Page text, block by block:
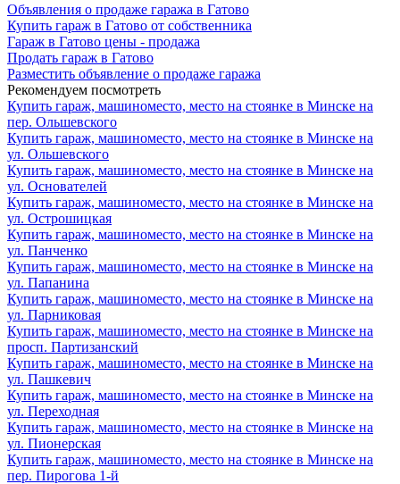
Объявления о продаже гаража в Гатово
Купить гараж в Гатово от собственника
Гараж в Гатово цены - продажа
Продать гараж в Гатово
Разместить объявление о продаже гаража
Рекомендуем посмотреть
Купить гараж, машиноместо, место на стоянке в Минске на
пер. Ольшевского
Купить гараж, машиноместо, место на стоянке в Минске на
ул. Ольшевского
Купить гараж, машиноместо, место на стоянке в Минске на
ул. Основателей
Купить гараж, машиноместо, место на стоянке в Минске на
ул. Острошицкая
Купить гараж, машиноместо, место на стоянке в Минске на
ул. Панченко
Купить гараж, машиноместо, место на стоянке в Минске на
ул. Папанина
Купить гараж, машиноместо, место на стоянке в Минске на
ул. Парниковая
Купить гараж, машиноместо, место на стоянке в Минске на
просп. Партизанский
Купить гараж, машиноместо, место на стоянке в Минске на
ул. Пашкевич
Купить гараж, машиноместо, место на стоянке в Минске на
ул. Переходная
Купить гараж, машиноместо, место на стоянке в Минске на
ул. Пионерская
Купить гараж, машиноместо, место на стоянке в Минске на
пер. Пирогова 1-й